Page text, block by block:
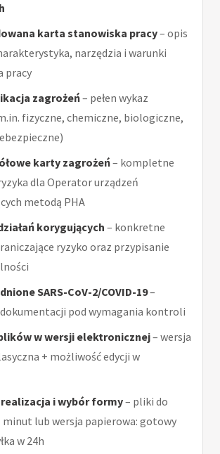
karta stanowiska pracy– opis
narzędzia i warunki
pracy
zagrożeń– pełen wykaz
fizyczne, chemiczne, biologiczne,
karty zagrożeń– kompletne
dla Operator urządzeń
metodą PHA
korygujących – konkretne
ryzyko oraz przypisanie
SARS-CoV-2/COVID-19–
pod wymagania kontroli
w wersji elektronicznej– wersja
+ możliwość edycji w
i wybór formy– pliki do
minut lub wersja papierowa: gotowy
w 24h